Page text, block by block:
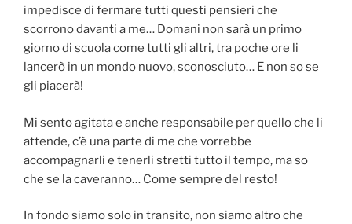
impedisce di fermare tutti questi pensieri che
scorrono davanti a me… Domani non sarà un primo
giorno di scuola come tutti gli altri, tra poche ore li
lancerò in un mondo nuovo, sconosciuto… E non so se
gli piacerà!
Mi sento agitata e anche responsabile per quello che li
attende, c’è una parte di me che vorrebbe
accompagnarli e tenerli stretti tutto il tempo, ma so
che se la caveranno… Come sempre del resto!
In fondo siamo solo in transito, non siamo altro che